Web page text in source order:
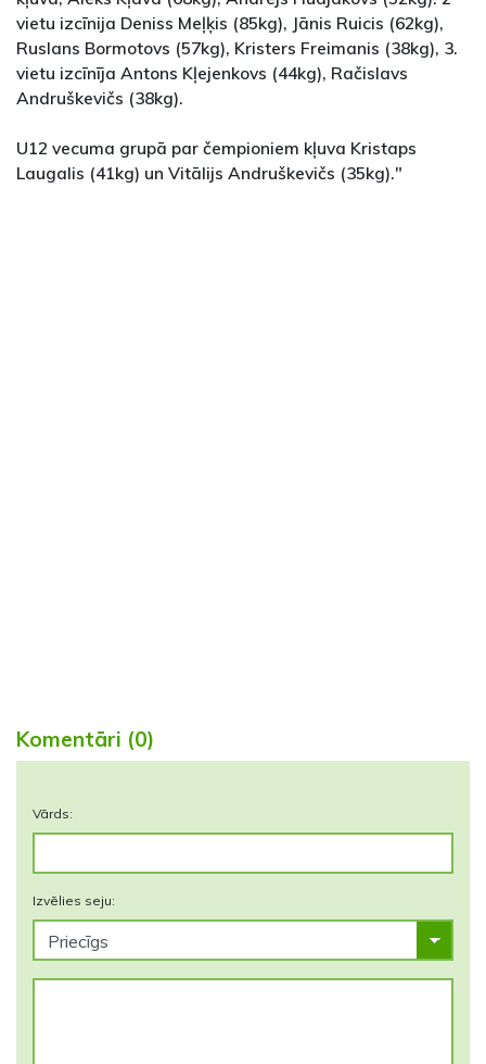
vietu izcīnija Deniss Meļķis (85kg), Jānis Ruicis (62kg),
Ruslans Bormotovs (57kg), Kristers Freimanis (38kg), 3.
vietu izcīnīja Antons Kļejenkovs (44kg), Račislavs
Andruškevičs (38kg).
U12 vecuma grupā par čempioniem kļuva Kristaps
Laugalis (41kg) un Vitālijs Andruškevičs (35kg)."
Komentāri (0)
Vārds:
Izvēlies seju: